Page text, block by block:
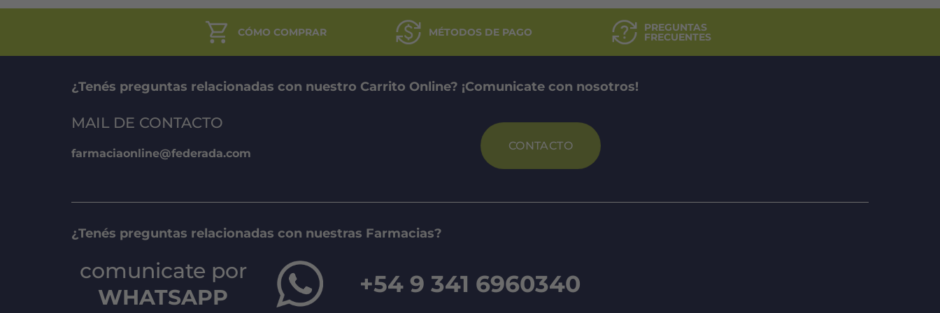
CÓMO COMPRAR MÉTODOS DE PAGO PREGUNTAS
FRECUENTES
¿Tenés preguntas relacionadas con nuestro Carrito Online? ¡Comunicate con nosotros!
MAIL DE CONTACTO
farmaciaonline@federada.com
CONTACTO
¿Tenés preguntas relacionadas con nuestras Farmacias?
comunicate por
WHATSAPP
+54 9 341 6960340